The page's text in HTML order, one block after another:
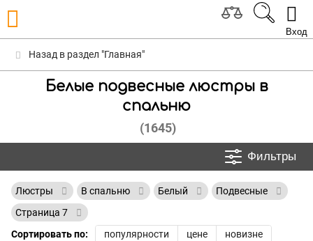
Вход
Назад в раздел "Главная"
Белые подвесные люстры в
спальню
(1645)
Фильтры
Люстры В спальню Белый
Подвесные
Страница 7
Сортировать по:
популярности цене новизне